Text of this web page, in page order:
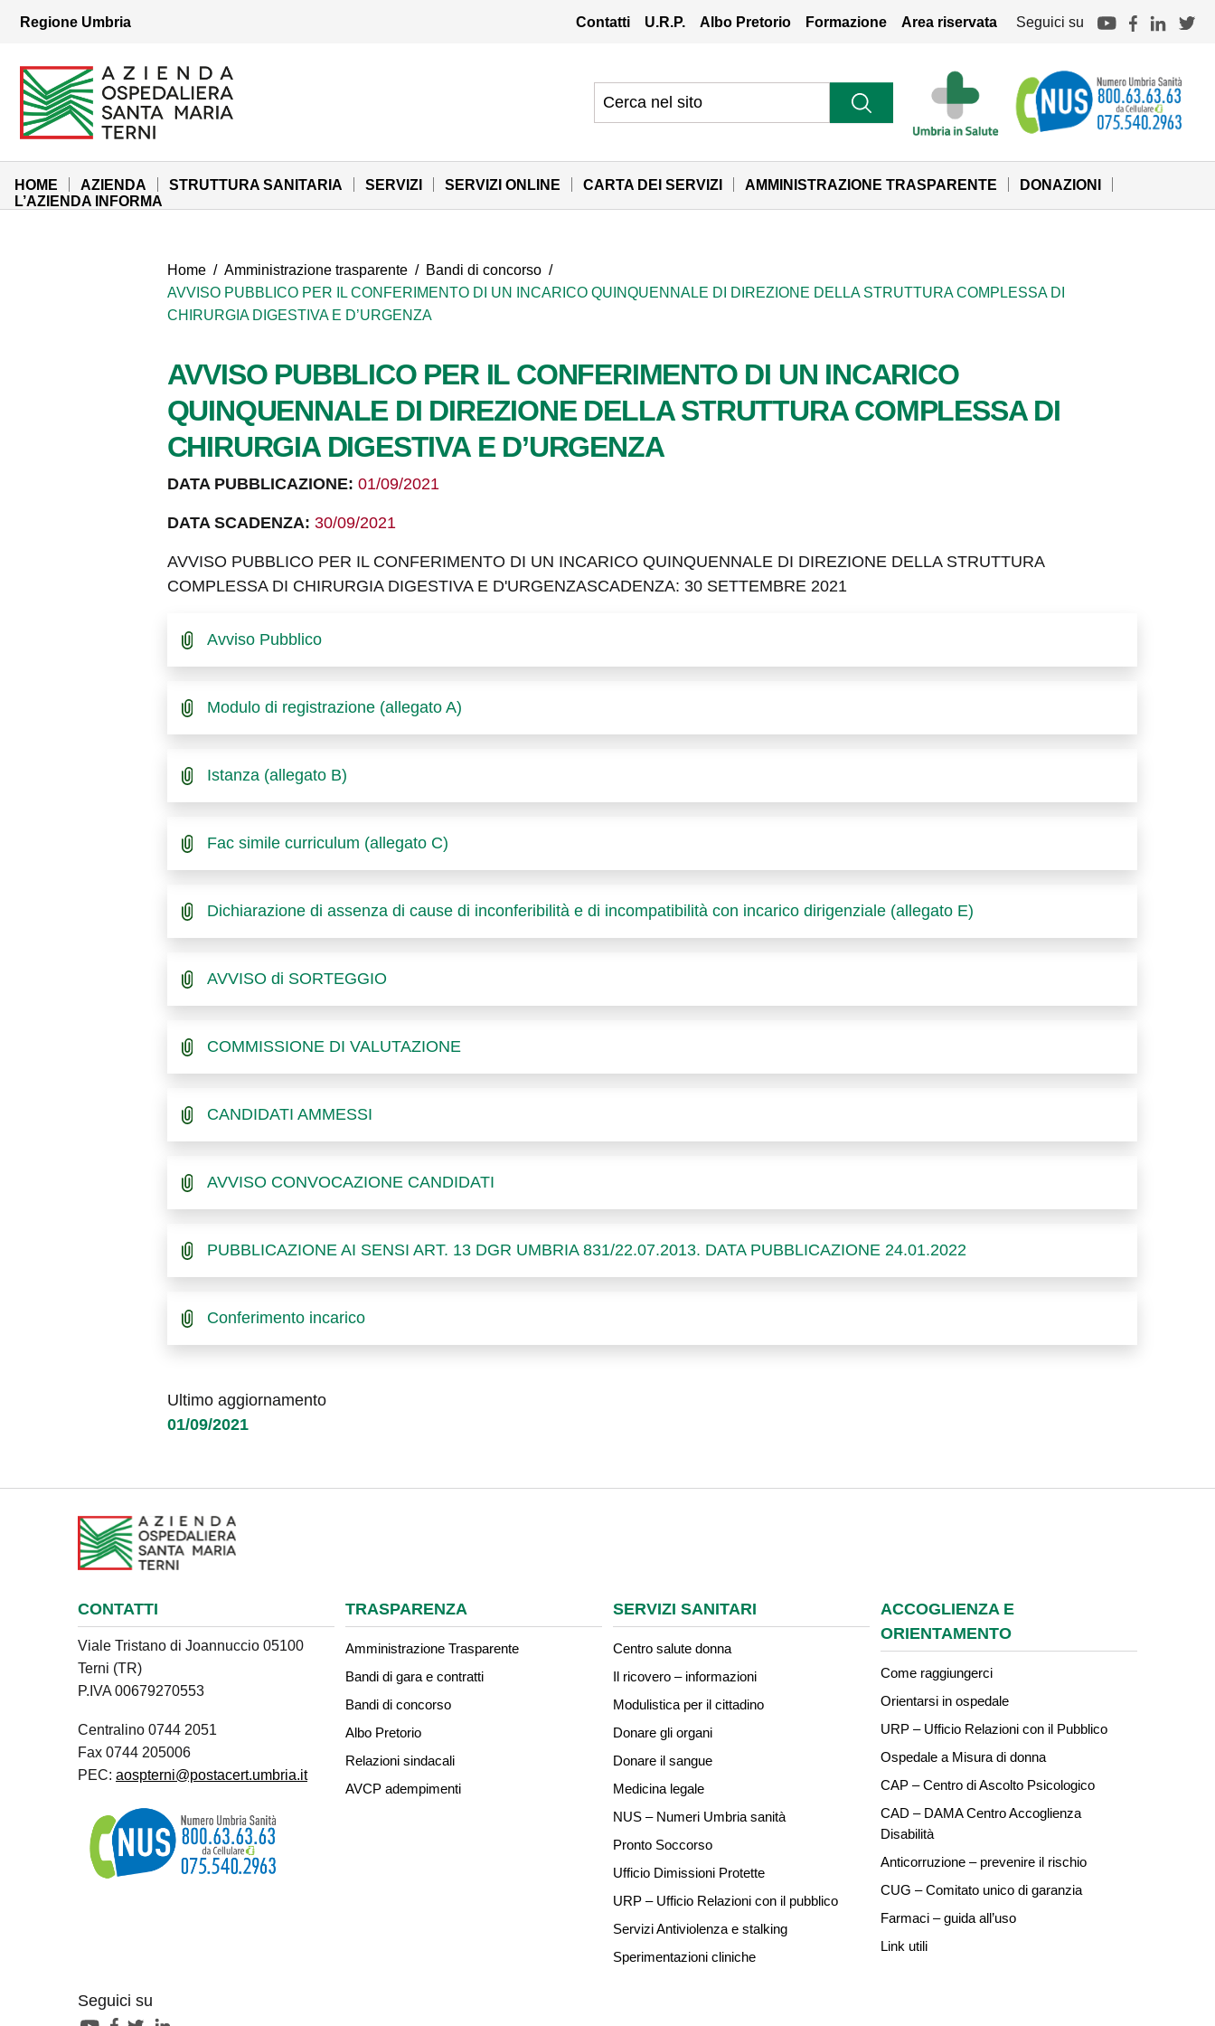
Vai al menu di navigazione
Regione Umbria Contatti U.R.P. Albo Pretorio Formazione Area riservata Seguici su
Azienda Ospedaliera Santa Maria di Terni
Sito Istituzionale
HOME AZIENDA STRUTTURA SANITARIA SERVIZI SERVIZI ONLINE CARTA DEI SERVIZI AMMINISTRAZIONE TRASPARENTE
DONAZIONI
L’AZIENDA INFORMA
Home / Amministrazione trasparente / Bandi di concorso /
AVVISO PUBBLICO PER IL CONFERIMENTO DI UN INCARICO QUINQUENNALE DI DIREZIONE DELLA STRUTTURA COMPLESSA DI
CHIRURGIA DIGESTIVA E D’URGENZA
AVVISO PUBBLICO PER IL CONFERIMENTO DI UN INCARICO
QUINQUENNALE DI DIREZIONE DELLA STRUTTURA COMPLESSA DI
CHIRURGIA DIGESTIVA E D’URGENZA
DATA PUBBLICAZIONE: 01/09/2021
DATA SCADENZA: 30/09/2021
AVVISO PUBBLICO PER IL CONFERIMENTO DI UN INCARICO QUINQUENNALE DI DIREZIONE DELLA STRUTTURA
COMPLESSA DI CHIRURGIA DIGESTIVA E D'URGENZASCADENZA: 30 SETTEMBRE 2021
Avviso Pubblico
Modulo di registrazione (allegato A)
Istanza (allegato B)
Fac simile curriculum (allegato C)
Dichiarazione di assenza di cause di inconferibilità e di incompatibilità con incarico dirigenziale (allegato E)
AVVISO di SORTEGGIO
COMMISSIONE DI VALUTAZIONE
CANDIDATI AMMESSI
AVVISO CONVOCAZIONE CANDIDATI
PUBBLICAZIONE AI SENSI ART. 13 DGR UMBRIA 831/22.07.2013. DATA PUBBLICAZIONE 24.01.2022
Conferimento incarico
Ultimo aggiornamento
01/09/2021
CONTATTI
Viale Tristano di Joannuccio 05100
Terni (TR)
P.IVA 00679270553
Centralino 0744 2051
Fax 0744 205006
PEC: aospterni@postacert.umbria.it
Seguici su
TRASPARENZA
Amministrazione Trasparente
Bandi di gara e contratti
Bandi di concorso
Albo Pretorio
Relazioni sindacali
AVCP adempimenti
SERVIZI SANITARI
Centro salute donna
Il ricovero – informazioni
Modulistica per il cittadino
Donare gli organi
Donare il sangue
Medicina legale
NUS – Numeri Umbria sanità
Pronto Soccorso
Ufficio Dimissioni Protette
URP – Ufficio Relazioni con il pubblico
Servizi Antiviolenza e stalking
Sperimentazioni cliniche
ACCOGLIENZA E
ORIENTAMENTO
Come raggiungerci
Orientarsi in ospedale
URP – Ufficio Relazioni con il Pubblico
Ospedale a Misura di donna
CAP – Centro di Ascolto Psicologico
CAD – DAMA Centro Accoglienza
Disabilità
Anticorruzione – prevenire il rischio
CUG – Comitato unico di garanzia
Farmaci – guida all’uso
Link utili